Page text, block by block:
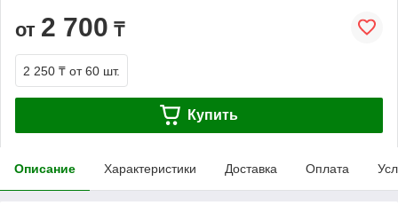
от 2 700 ₸
2 250 ₸ от 60 шт.
Купить
Описание Характеристики Доставка Оплата